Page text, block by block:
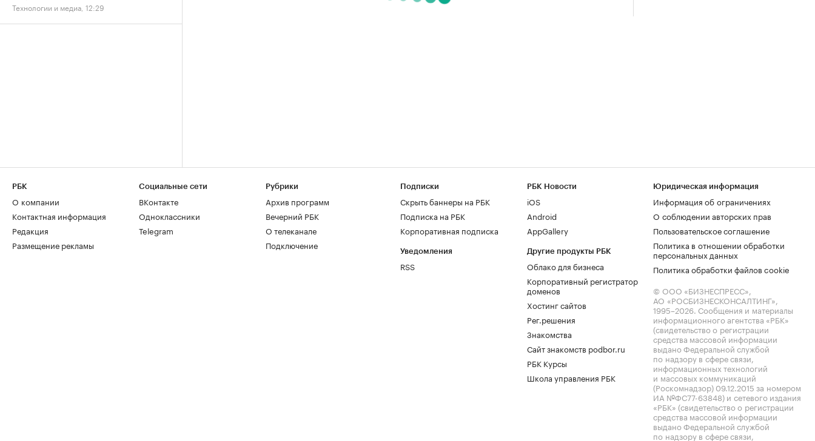
Технологии и медиа, 12:29
РБК
О компании
Контактная информация
Редакция
Размещение рекламы
Социальные сети
ВКонтакте
Одноклассники
Telegram
Рубрики
Архив программ
Вечерний РБК
О телеканале
Подключение
Подписки
Скрыть баннеры на РБК
Подписка на РБК
Корпоративная подписка
Уведомления
RSS
РБК Новости
iOS
Android
AppGallery
Другие продукты РБК
Облако для бизнеса
Корпоративный регистратор
доменов
Хостинг сайтов
Рег.решения
Знакомства
Сайт знакомств podbor.ru
РБК Курсы
Школа управления РБК
Юридическая информация
Информация об ограничениях
О соблюдении авторских прав
Пользовательское соглашение
Политика в отношении обработки
персональных данных
Политика обработки файлов cookie
© ООО «БИЗНЕСПРЕСС»,
АО «РОСБИЗНЕСКОНСАЛТИНГ»,
1995–2026. Сообщения и материалы
информационного агентства «РБК»
(свидетельство о регистрации
средства массовой информации
выдано Федеральной службой
по надзору в сфере связи,
информационных технологий
и массовых коммуникаций
(Роскомнадзор) 09.12.2015 за номером
ИА №ФС77-63848) и сетевого издания
«РБК» (свидетельство о регистрации
средства массовой информации
выдано Федеральной службой
по надзору в сфере связи,